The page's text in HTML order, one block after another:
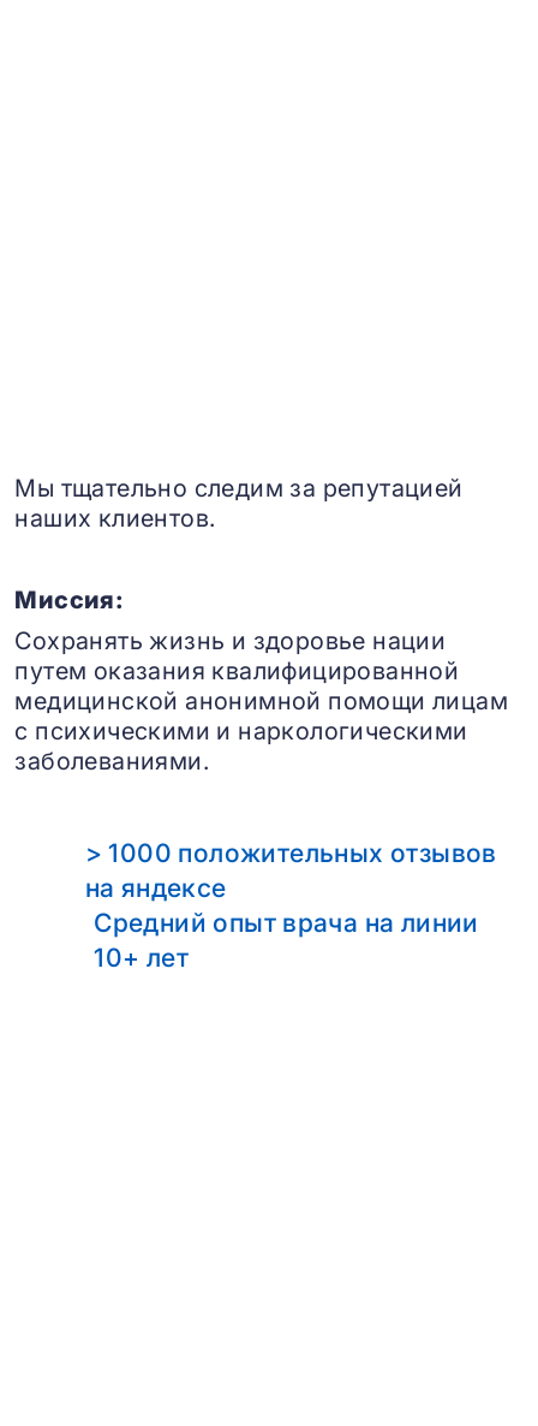
Мы тщательно следим за репутацией
наших клиентов.
Миссия:
Сохранять жизнь и здоровье нации
путем оказания квалифицированной
медицинской анонимной помощи лицам
с психическими и наркологическими
заболеваниями.
> 1000 положительных отзывов
на яндексе
Средний опыт врача на линии
10+ лет